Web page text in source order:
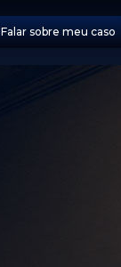
Falar sobre meu caso